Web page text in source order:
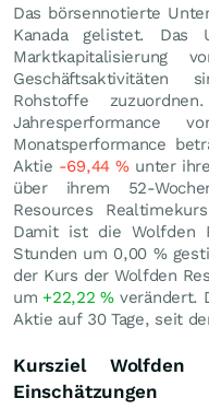
Das börsennotierte
Kanada gelistet. Das
Marktkapitalisierung
Geschäftsaktivitäten
Rohstoffe
Jahresperformance
Monatsperformance
Aktie -69,44%unter
über ihrem 52-
Resources
Damit ist die Wolfden
Stunden um 0,00 %
der Kurs der Wolfden
um +22,22% verändert.
Aktie auf 30 Tage, seit
Kursziel Wolfden
Einschätzungen